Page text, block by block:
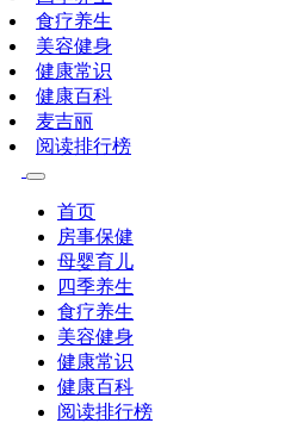
食疗养生
美容健身
健康常识
健康百科
麦吉丽
阅读排行榜
首页
房事保健
母婴育儿
四季养生
食疗养生
美容健身
健康常识
健康百科
阅读排行榜